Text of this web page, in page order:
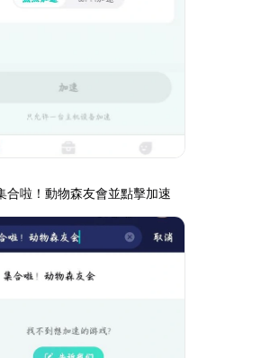
合啦！動物森友會並點擊加速